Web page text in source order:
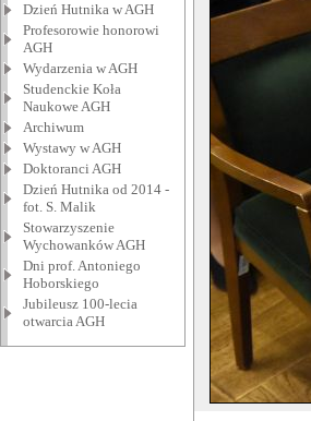
Dzień Hutnika w AGH
Profesorowie honorowi
AGH
Wydarzenia w AGH
Studenckie Koła
Naukowe AGH
Archiwum
Wystawy w AGH
Doktoranci AGH
Dzień Hutnika od 2014 -
fot. S. Malik
Stowarzyszenie
Wychowanków AGH
Dni prof. Antoniego
Hoborskiego
Jubileusz 100-lecia
otwarcia AGH